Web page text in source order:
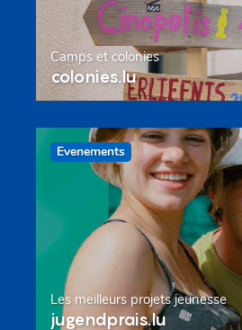
Camps et colonies
colonies.lu
Evenements
Les meilleurs projets jeunesse
jugendprais.lu